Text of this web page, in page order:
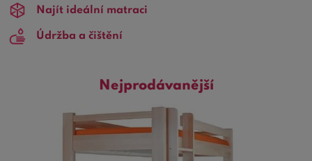
patrové postele pro holky bývají
oranžové nebo lila.
motivech např. postel princezna, postel dívčí zámek nebo
postel ve tvaru kočáru. U všech patrových postelí z
nabídky na BezvaPostele.cz garantujeme
Najít ideální matraci
Údržba a čištění
Nejprodávanější